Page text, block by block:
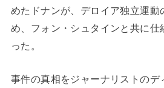
めたドナンが、デロイア独立運動
め、フォン・シュタインと共に
った。
事件の真相をジャーナリストの